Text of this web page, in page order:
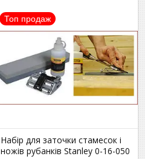
Топ продаж
Набір для заточки стамесок і
ножів рубанків Stanley 0-16-050